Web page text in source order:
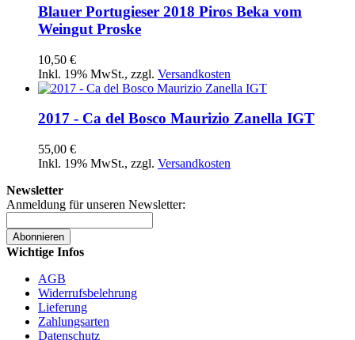
Blauer Portugieser 2018 Piros Beka vom
Weingut Proske
10,50 €
Inkl. 19% MwSt., zzgl. Versandkosten
2017 - Ca del Bosco Maurizio Zanella IGT
55,00 €
Inkl. 19% MwSt., zzgl. Versandkosten
Newsletter
Anmeldung für unseren Newsletter:
Abonnieren
Wichtige Infos
AGB
Widerrufsbelehrung
Lieferung
Zahlungsarten
Datenschutz